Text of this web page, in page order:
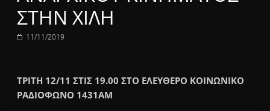
ΣΤΗΝ ΧΙΛΗ
11/11/2019
ΤΡΙΤΗ 12/11 ΣΤΙΣ 19.00 ΣΤΟ ΕΛΕΥΘΕΡΟ ΚΟΙΝΩΝΙΚΟ
ΡΑΔΙΟΦΩΝΟ 1431ΑΜ